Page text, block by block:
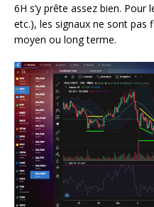
6H s’y prête assez bien.
etc.), les signaux ne sont pas
moyen ou long terme.